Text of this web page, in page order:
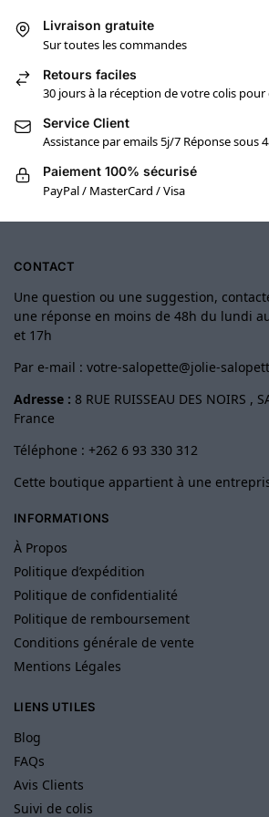
Livraison gratuite
Sur toutes les commandes
Retours faciles
30 jours à la réception de votre colis pour
Service Client
Assistance par emails 5j/7 Réponse sous
Paiement 100% sécurisé
PayPal / MasterCard / Visa
CONTACT
Une question ou une suggestion,
une réponse en moins de 48h du lundi
et 17h
Par e-mail : votre-salopette@jolie-
Adresse : 8 RUE RUISSEAU DES NOIRS ,
France
Téléphone : +262 6 93 330 312
Cette boutique appartient à une
INFORMATIONS
À Propos
Politique d’expédition
Politique de confidentialité
Politique de remboursement
Conditions générale de vente
Mentions Légales
LIENS UTILES
Blog
FAQs
Avis Clients
Suivi de colis